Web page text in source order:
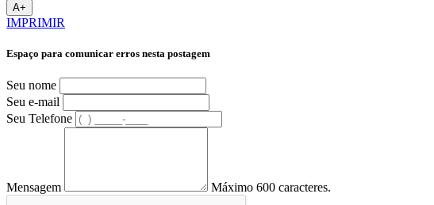
A+
IMPRIMIR
Espaço para comunicar erros nesta postagem
Seu nome
Seu e-mail
Seu Telefone
Mensagem Máximo 600 caracteres.